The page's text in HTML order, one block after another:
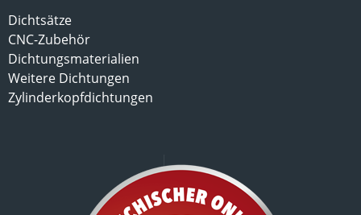
Dichtsätze
CNC-Zubehör
Dichtungsmaterialien
Weitere Dichtungen
Zylinderkopfdichtungen